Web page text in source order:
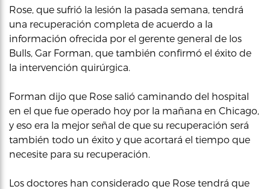
Rose, que sufrió la lesión la pasada semana, tendrá
una recuperación completa de acuerdo a la
información ofrecida por el gerente general de los
Bulls, Gar Forman, que también confirmó el éxito de
la intervención quirúrgica.
Forman dijo que Rose salió caminando del hospital
en el que fue operado hoy por la mañana en Chicago,
y eso era la mejor señal de que su recuperación será
también todo un éxito y que acortará el tiempo que
necesite para su recuperación.
Los doctores han considerado que Rose tendrá que